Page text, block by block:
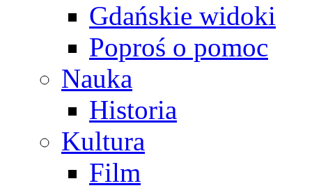
Gdańskie widoki
Poproś o pomoc
Nauka
Historia
Kultura
Film